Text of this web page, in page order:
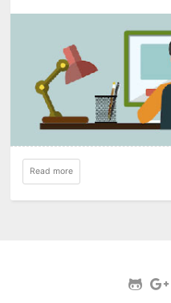
Read more